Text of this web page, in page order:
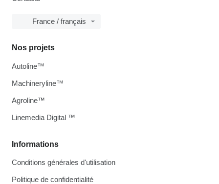
France / français
Informations
Conditions générales d'utilisation
Politique de confidentialité
Nos projets
Autoline™
Machineryline™
Agroline™
Linemedia Digital ™